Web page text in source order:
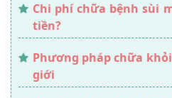
Chi phí chữa bệnh sùi
tiền?
Phương pháp chữa
giới